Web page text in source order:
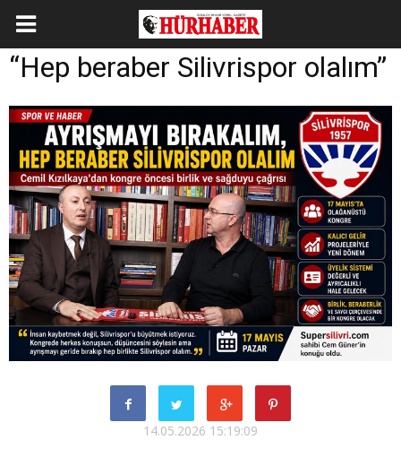
“Hep beraber Silivrispor olalım”
14.05.2026 15:19:09